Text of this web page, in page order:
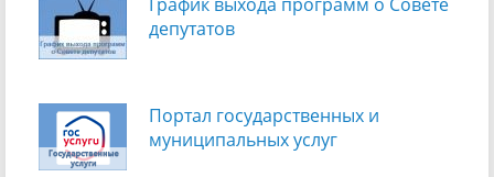
депутатов
Портал государственных и
муниципальных услуг